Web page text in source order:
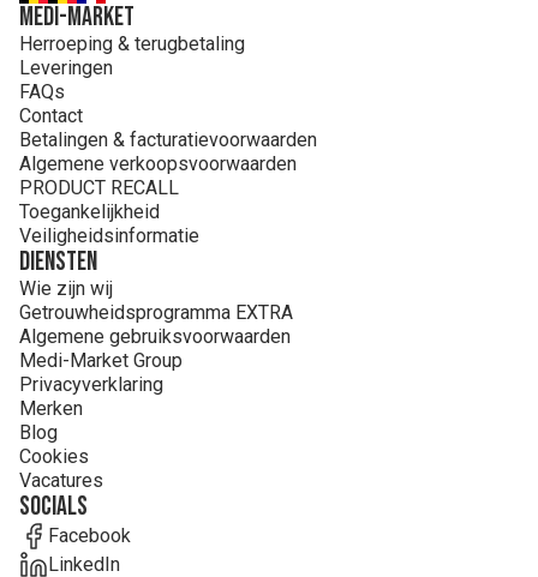
MEDI-MARKET
Herroeping & terugbetaling
Leveringen
FAQs
Contact
Betalingen & facturatievoorwaarden
Algemene verkoopsvoorwaarden
PRODUCT RECALL
Toegankelijkheid
Veiligheidsinformatie
Diensten
Wie zijn wij
Getrouwheidsprogramma EXTRA
Algemene gebruiksvoorwaarden
Medi-Market Group
Privacyverklaring
Merken
Blog
Cookies
Vacatures
Socials
Facebook
LinkedIn